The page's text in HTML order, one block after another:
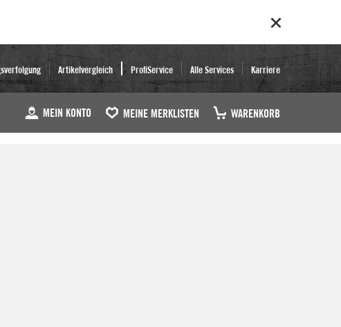
Artikelvergleich ProfiService Alle Services Karriere
MEIN KONTO MEINE MERKLISTEN WARENKORB